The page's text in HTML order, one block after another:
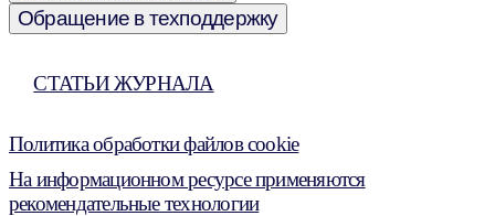
Обращение в техподдержку
СТАТЬИ ЖУРНАЛА
Политика обработки файлов cookie
На информационном ресурсе применяются
рекомендательные технологии